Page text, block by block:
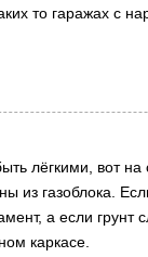
то гаражах с
лёгкими, вот
из газоблока.
а если грунт
каркасе.